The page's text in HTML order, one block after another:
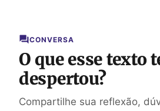
CONVERSA
O que esse texto
despertou?
Compartilhe sua reflexão,